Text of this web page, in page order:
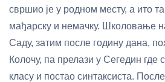
свршио је у родном месту, а ито
мађарску и немачку. Школовање
Саду, затим после годину дана,
Колочу, па прелази у Сегедин где
класу и постао синтаксиста.